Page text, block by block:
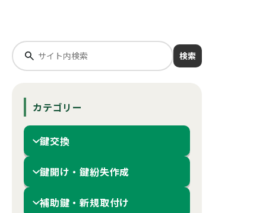
検索
カテゴリー
鍵交換
鍵開け・鍵紛失作成
補助鍵・新規取付け